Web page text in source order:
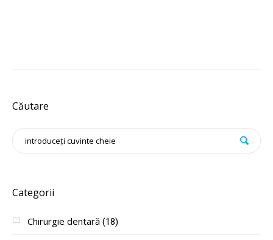
Căutare
Categorii
Chirurgie dentară (18)